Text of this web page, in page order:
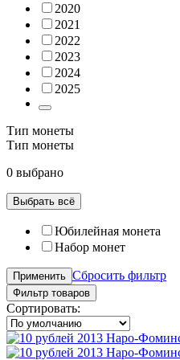
2020
2021
2022
2023
2024
2025
Тип монеты
Тип монеты
0 выбрано
Выбрать всё
Юбилейная монета
Набор монет
Применить Сбросить фильтр
Фильтр товаров
Сортировать: